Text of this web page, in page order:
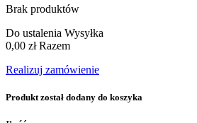
Brak produktów
Do ustalenia Wysyłka
0,00 zł Razem
Realizuj zamówienie
Produkt został dodany do koszyka